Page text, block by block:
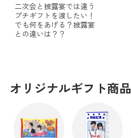
二次会と披露宴では違う
プチギフトを渡したい！
でも何をあげる？披露宴
との違いは？？
オリジナルギフト商品